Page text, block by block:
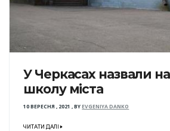
У Черкасах назвали
школу міста
10 ВЕРЕСНЯ , 2021 ,BYEVGENIYA DANKO
ЧИТАТИ ДАЛІ